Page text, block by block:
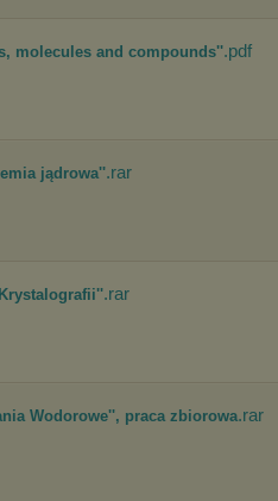
molecules and compounds''.pdf
jądrowa''.rar
.rar
Wodorowe'', praca zbiorowa.rar